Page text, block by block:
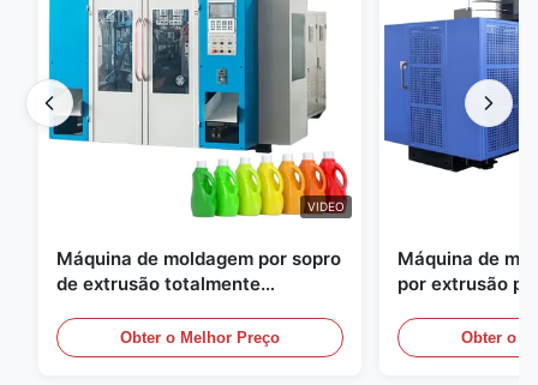
VIDEO
Máquina de moldagem por sopro
de extrusão totalmente
Obter o Melhor Preço
Máquina de
por extrusão
equipamento
moldagem por
Obter o